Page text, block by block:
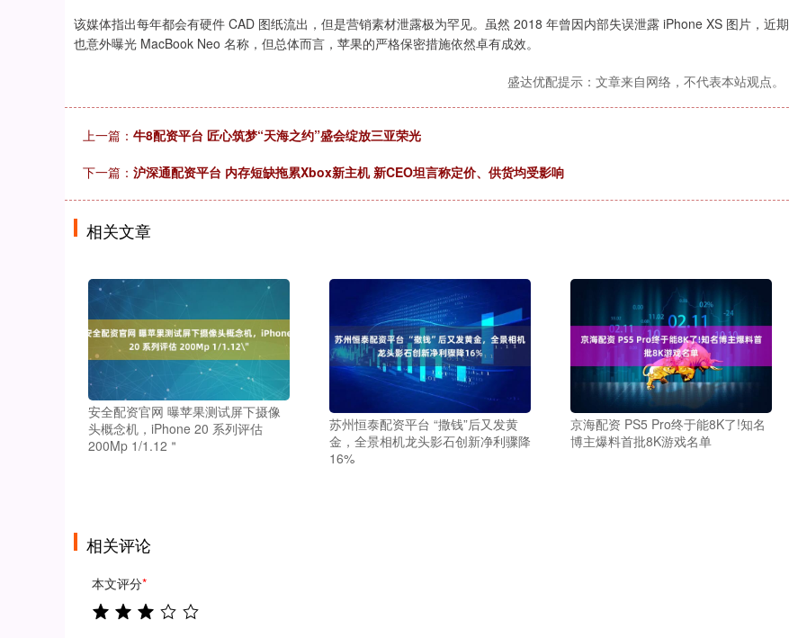
该媒体指出每年都会有硬件 CAD 图纸流出，但是营销素材泄露极为罕见。虽然 2018 年曾因内部失误泄露 iPhone XS 图片，近期
也意外曝光 MacBook Neo 名称，但总体而言，苹果的严格保密措施依然卓有成效。
盛达优配提示：文章来自网络，不代表本站观点。
上一篇： 牛8配资平台 匠心筑梦“天海之约”盛会绽放三亚荣光
下一篇： 沪深通配资平台 内存短缺拖累Xbox新主机 新CEO坦言称定价、供货均受影响
相关文章
安全配资官网 曝苹果测试屏下摄像
头概念机，iPhone 20 系列评估
200Mp 1/1.12＂
苏州恒泰配资平台 “撒钱”后又发黄
金，全景相机龙头影石创新净利骤降
16%
京海配资 PS5 Pro终于能8K了!知名
博主爆料首批8K游戏名单
相关评论
本文评分*